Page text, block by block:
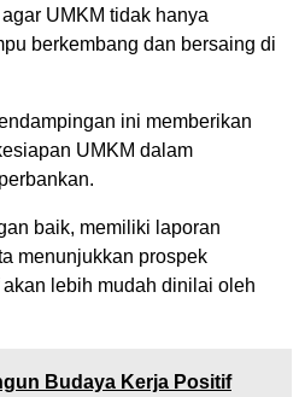
UMKM tidak hanya
berkembang dan bersaing di
ini memberikan
UMKM dalam
baik, memiliki laporan
menunjukkan prospek
lebih mudah dinilai oleh
Budaya Kerja Positif